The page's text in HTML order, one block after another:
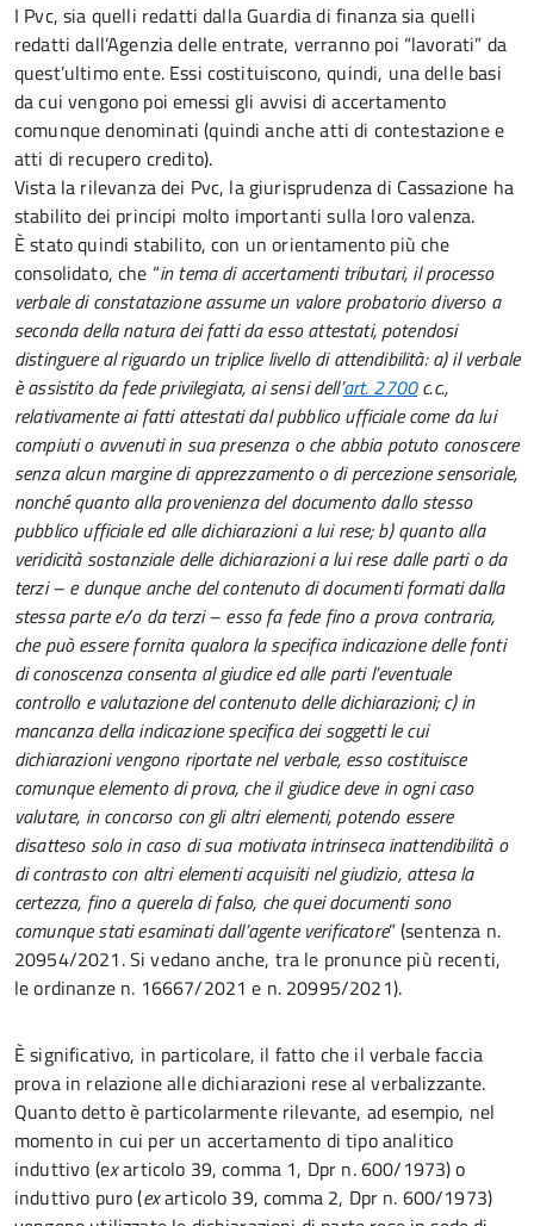
I Pvc, sia quelli redatti dalla Guardia di finanza sia quelli
redatti dall’Agenzia delle entrate, verranno poi “lavorati” da
quest’ultimo ente. Essi costituiscono, quindi, una delle basi
da cui vengono poi emessi gli avvisi di accertamento
comunque denominati (quindi anche atti di contestazione e
atti di recupero credito).
Vista la rilevanza dei Pvc, la giurisprudenza di Cassazione ha
stabilito dei principi molto importanti sulla loro valenza.
È stato quindi stabilito, con un orientamento più che
consolidato, che “in tema di accertamenti tributari, il processo
verbale di constatazione assume un valore probatorio diverso a
seconda della natura dei fatti da esso attestati, potendosi
distinguere al riguardo un triplice livello di attendibilità: a) il verbale
è assistito da fede privilegiata, ai sensi dell’art. 2700c.c.,
relativamente ai fatti attestati dal pubblico ufficiale come da lui
compiuti o avvenuti in sua presenza o che abbia potuto conoscere
senza alcun margine di apprezzamento o di percezione sensoriale,
nonché quanto alla provenienza del documento dallo stesso
pubblico ufficiale ed alle dichiarazioni a lui rese; b) quanto alla
veridicità sostanziale delle dichiarazioni a lui rese dalle parti o da
terzi – e dunque anche del contenuto di documenti formati dalla
stessa parte e/o da terzi – esso fa fede fino a prova contraria,
che può essere fornita qualora la specifica indicazione delle fonti
di conoscenza consenta al giudice ed alle parti l’eventuale
controllo e valutazione del contenuto delle dichiarazioni; c) in
mancanza della indicazione specifica dei soggetti le cui
dichiarazioni vengono riportate nel verbale, esso costituisce
comunque elemento di prova, che il giudice deve in ogni caso
valutare, in concorso con gli altri elementi, potendo essere
disatteso solo in caso di sua motivata intrinseca inattendibilità o
di contrasto con altri elementi acquisiti nel giudizio, attesa la
certezza, fino a querela di falso, che quei documenti sono
comunque stati esaminati dall’agente verificatore” (sentenza n.
20954/2021. Si vedano anche, tra le pronunce più recenti,
le ordinanze n. 16667/2021 e n. 20995/2021).
È significativo, in particolare, il fatto che il verbale faccia
prova in relazione alle dichiarazioni rese al verbalizzante.
Quanto detto è particolarmente rilevante, ad esempio, nel
momento in cui per un accertamento di tipo analitico
induttivo (exarticolo 39, comma 1, Dpr n. 600/1973) o
induttivo puro (exarticolo 39, comma 2, Dpr n. 600/1973)